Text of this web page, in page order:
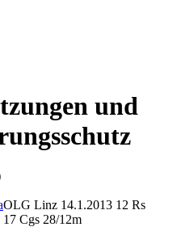
und
OLG Linz 14.1.2013 12 Rs
17 Cgs 28/12m